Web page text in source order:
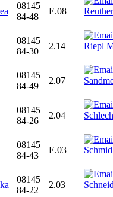
08145
84-48
E.08
08145
84-30
2.14
08145
84-49
2.07
08145
84-26
2.04
08145
84-43
E.03
08145
84-22
2.03